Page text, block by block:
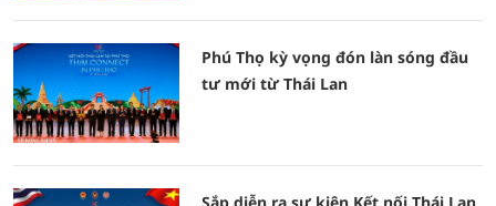
Phú Thọ kỳ vọng đón làn sóng đầu
tư mới từ Thái Lan